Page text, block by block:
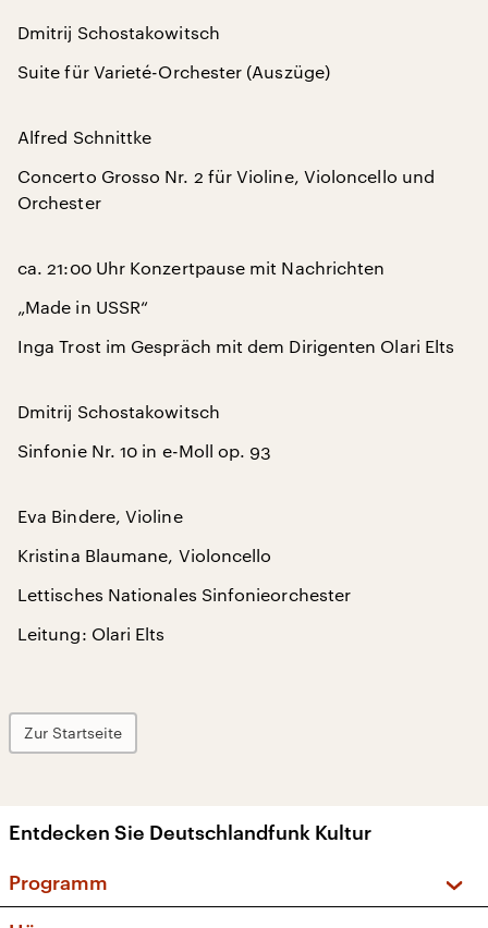
Dmitrij Schostakowitsch
Suite für Varieté-Orchester (Auszüge)
Alfred Schnittke
Concerto Grosso Nr. 2 für Violine, Violoncello und
Orchester
ca. 21:00 Uhr Konzertpause mit Nachrichten
„Made in USSR“
Inga Trost im Gespräch mit dem Dirigenten Olari Elts
Dmitrij Schostakowitsch
Sinfonie Nr. 10 in e-Moll op. 93
Eva Bindere, Violine
Kristina Blaumane, Violoncello
Lettisches Nationales Sinfonieorchester
Leitung: Olari Elts
Zur Startseite
Entdecken Sie Deutschlandfunk Kultur
Programm